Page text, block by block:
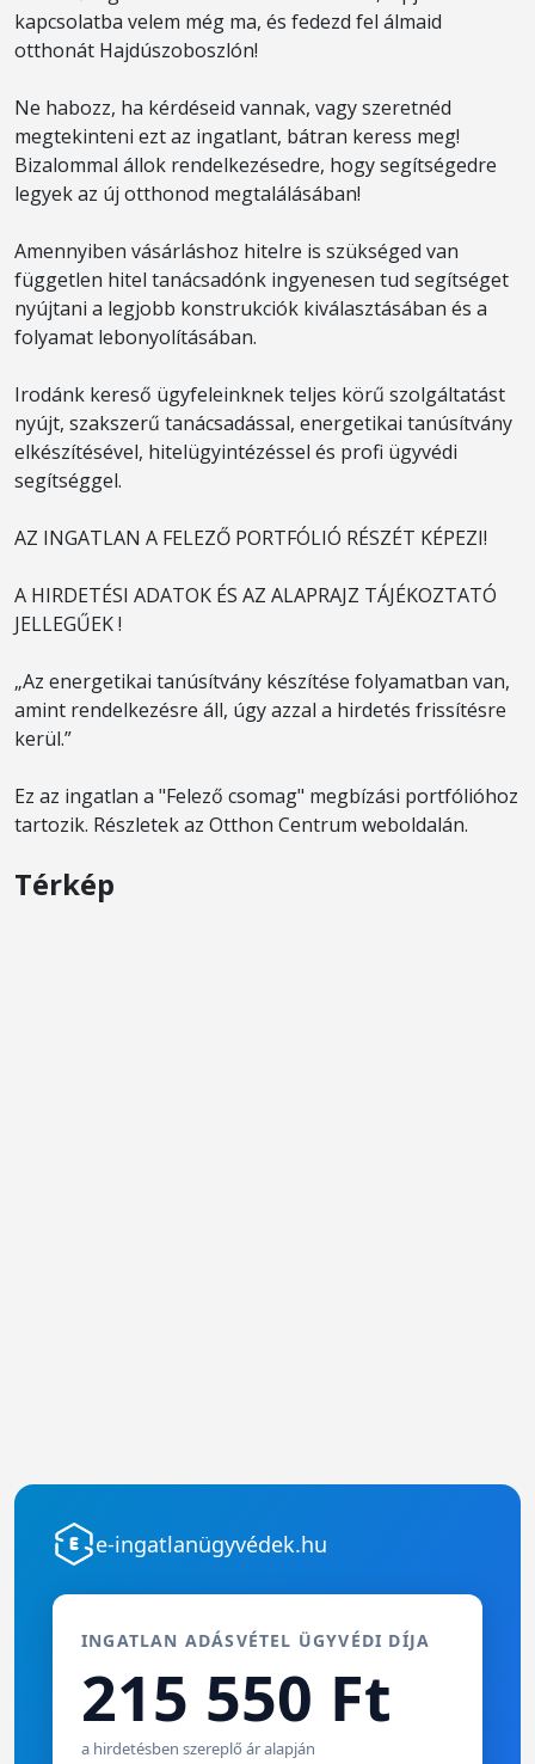
kapcsolatba velem még ma, és fedezd fel álmaid
otthonát Hajdúszoboszlón!
Ne habozz, ha kérdéseid vannak, vagy szeretnéd
megtekinteni ezt az ingatlant, bátran keress meg!
Bizalommal állok rendelkezésedre, hogy segítségedre
legyek az új otthonod megtalálásában!
Amennyiben vásárláshoz hitelre is szükséged van
független hitel tanácsadónk ingyenesen tud segítséget
nyújtani a legjobb konstrukciók kiválasztásában és a
folyamat lebonyolításában.
Irodánk kereső ügyfeleinknek teljes körű szolgáltatást
nyújt, szakszerű tanácsadással, energetikai tanúsítvány
elkészítésével, hitelügyintézéssel és profi ügyvédi
segítséggel.
AZ INGATLAN A FELEZŐ PORTFÓLIÓ RÉSZÉT KÉPEZI!
A HIRDETÉSI ADATOK ÉS AZ ALAPRAJZ TÁJÉKOZTATÓ
JELLEGŰEK !
„Az energetikai tanúsítvány készítése folyamatban van,
amint rendelkezésre áll, úgy azzal a hirdetés frissítésre
kerül.”
Ez az ingatlan a "Felező csomag" megbízási portfólióhoz
tartozik. Részletek az Otthon Centrum weboldalán.
Térkép
e-ingatlanügyvédek.hu
INGATLAN ADÁSVÉTEL ÜGYVÉDI DÍJA
215 550 Ft
a hirdetésben szereplő ár alapján